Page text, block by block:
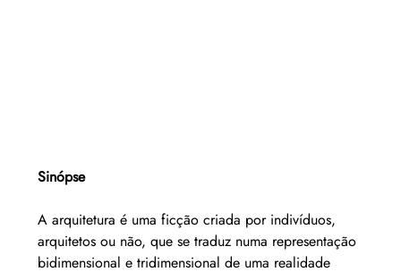
Sinópse
A arquitetura é uma ficção criada por indivíduos,
arquitetos ou não, que se traduz numa representação
bidimensional e tridimensional de uma realidade